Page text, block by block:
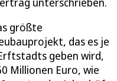
größte
das es je
geben wird,
Millionen Euro, wie